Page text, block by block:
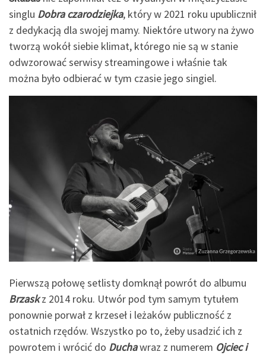
singlu Dobra czarodziejka, który w 2021 roku upublicznił
z dedykacją dla swojej mamy. Niektóre utwory na żywo
tworzą wokół siebie klimat, którego nie są w stanie
odwzorować serwisy streamingowe i właśnie tak
można było odbierać w tym czasie jego singiel.
Pierwszą połowę setlisty domknął powrót do albumu
Brzaskz 2014 roku. Utwór pod tym samym tytułem
ponownie porwał z krzeseł i leżaków publiczność z
ostatnich rzędów. Wszystko po to, żeby usadzić ich z
powrotem i wrócić do Duchawraz z numerem Ojciec i